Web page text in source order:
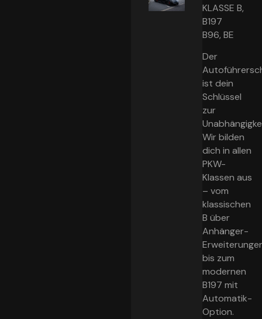
KLASSE B,
B197
B96, BE
Der
ist dein
Schlüssel
zur
Wir bilden
dich in allen
PKW-
Klassen aus
– vom
klassischen
B über
Anhänger-
bis zum
modernen
B197 mit
Automatik-
Option.